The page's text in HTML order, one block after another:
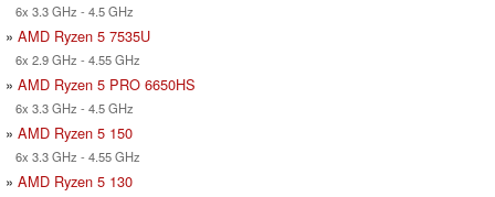
6x 3.3 GHz - 4.5 GHz
» AMD Ryzen 5 7535U
6x 2.9 GHz - 4.55 GHz
» AMD Ryzen 5 PRO 6650HS
6x 3.3 GHz - 4.5 GHz
» AMD Ryzen 5 150
6x 3.3 GHz - 4.55 GHz
» AMD Ryzen 5 130